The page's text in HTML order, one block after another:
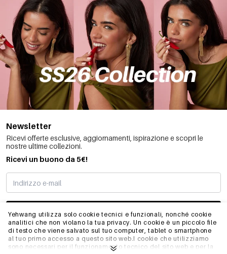
Yehwang utilizza solo cookie tecnici e funzionali, nonché cookie
analitici che non violano la tua privacy. Un cookie è un piccolo file
di testo che viene salvato sul tuo computer, tablet o smartphone
al tuo primo accesso a questo sito web.I cookie che utilizziamo
sono necessari per il funzionamento tecnico del sito web e per la
Newsletter
Ricevi offerte esclusive, aggiornamenti, ispirazione e scopri le
nostre ultime collezioni.
Ricevi un buono da 5€!
MI STO REGISTRANDO
INFO